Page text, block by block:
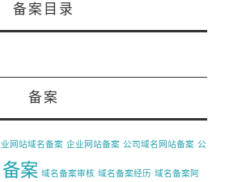
备案目录
备案
网站域名备案 企业网站备案 公司域名网站备案 公
案 域名备案审核 域名备案经历 域名备案阿